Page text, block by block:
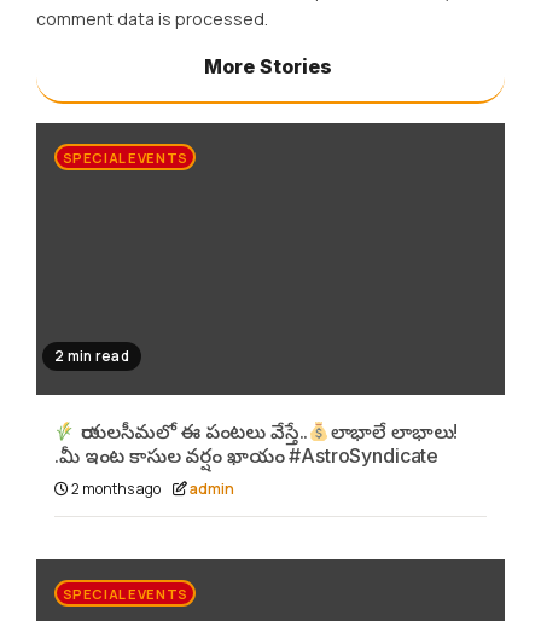
comment data is processed.
More Stories
SPECIAL EVENTS
2 min read
రాయలసీమలో ఈ పంటలు వేస్తే..
లాభాలే లాభాలు!
.మీ ఇంట కాసుల వర్షం ఖాయం #AstroSyndicate
2 months ago admin
SPECIAL EVENTS